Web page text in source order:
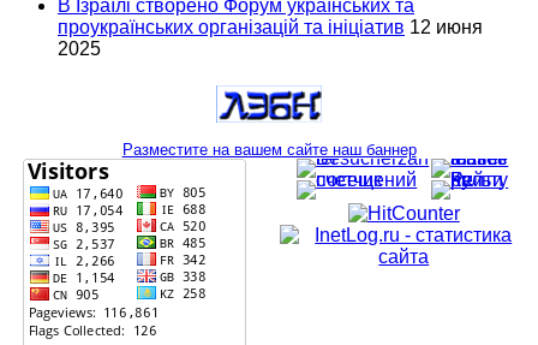
В Ізраїлі створено Форум українських та
проукраїнських організацій та ініціатив 12 июня
2025
Разместите на вашем сайте наш баннер